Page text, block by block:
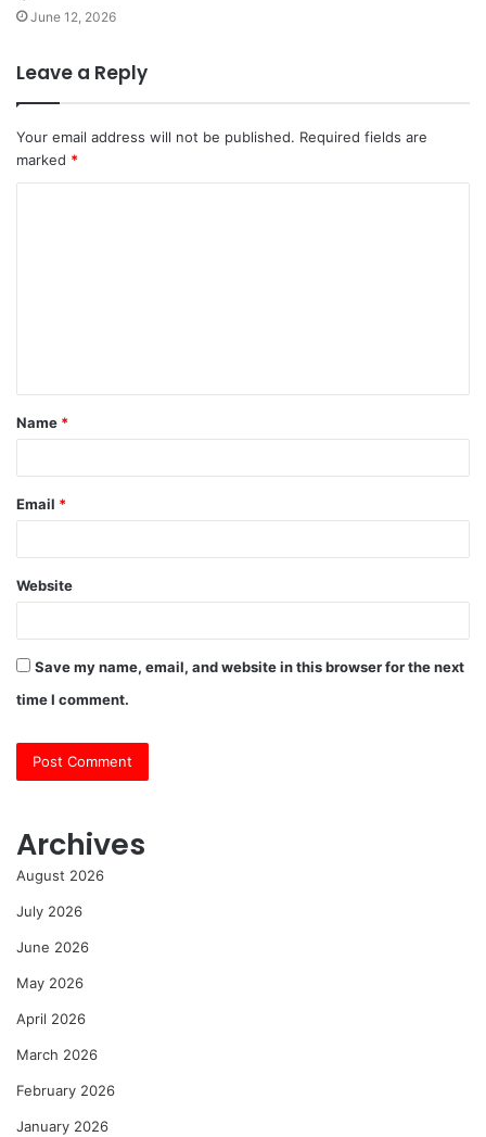
June 12, 2026
Leave a Reply
Your email address will not be published. Required fields are
marked *
t
*
Name *
Email *
Website
Save my name, email, and website in this browser for the next
time I comment.
Archives
August 2026
July 2026
June 2026
May 2026
April 2026
March 2026
February 2026
January 2026